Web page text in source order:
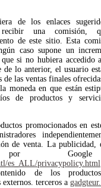
de los enlaces
una comisión,
de este sitio. Esta
caso supone un
si no hubiera accedido
de lo anterior, el usuario
las ventas finales
moneda en que están
de productos y
promocionados en
de venta. La publicidad,
por Google
es_ALL/privacypolicy.html
de los
terceros a